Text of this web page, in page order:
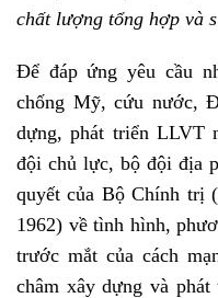
chất lượng tổng hợp và
Để đáp ứng yêu cầu
chống Mỹ, cứu nước,
dựng, phát triển LLVT
đội chủ lực, bộ đội địa
quyết của Bộ Chính trị
1962) về tình hình,
trước mắt của cách
châm xây dựng và